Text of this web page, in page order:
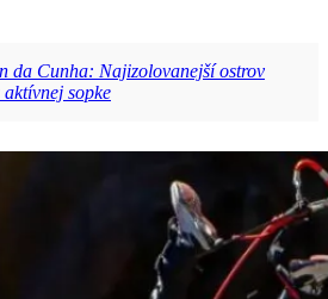
da Cunha: Najizolovanejší ostrov
sopke